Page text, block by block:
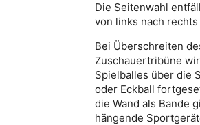
Die Seitenwahl
von links nach
Bei Überschreiten
Zuschauertribüne
Spielballes über die
oder Eckball
die Wand als Bande
hängende